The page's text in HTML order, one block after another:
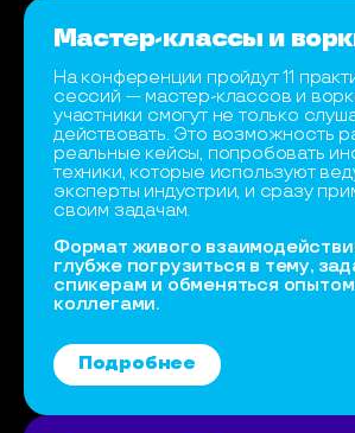
Мастер-классы и
На конференции пройдут 11
сессий — мастер-классов и
участники смогут не только
действовать. Это возможность
реальные кейсы, попробовать
техники, которые используют
эксперты индустрии, и сразу
своим задачам.
Формат живого
глубже погрузиться в тему,
спикерам и обменяться
коллегами.
Подробнее